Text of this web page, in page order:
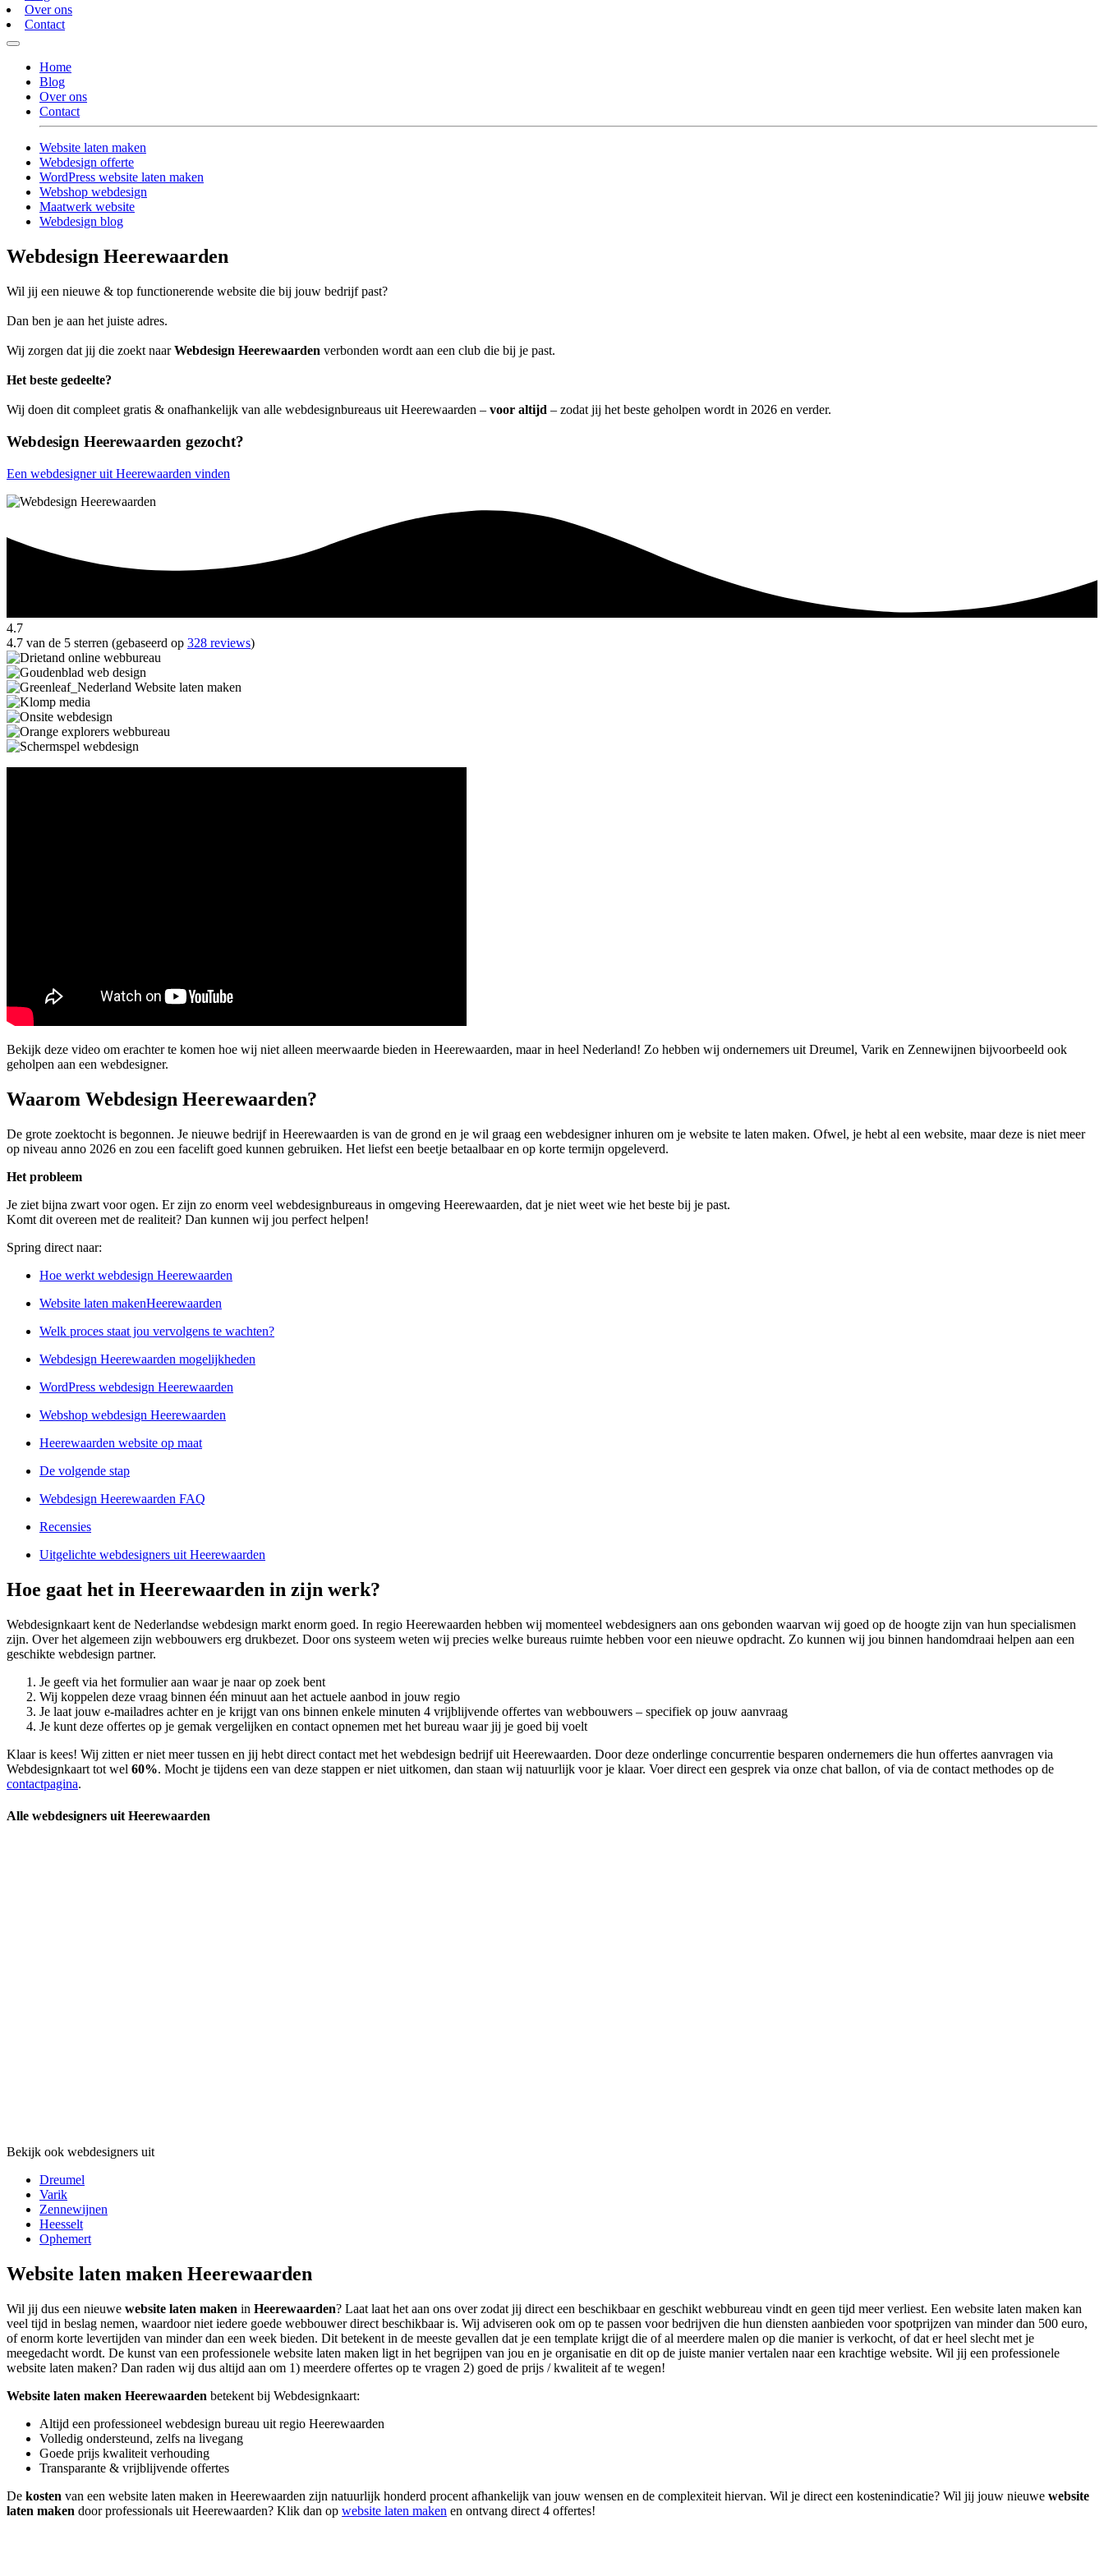
Over ons
Contact
Home
Blog
Over ons
Contact
Website laten maken
Webdesign offerte
WordPress website laten maken
Webshop webdesign
Maatwerk website
Webdesign blog
Webdesign Heerewaarden
Wil jij een nieuwe & top functionerende website die bij jouw bedrijf past?
Dan ben je aan het juiste adres.
Wij zorgen dat jij die zoekt naarWebdesign Heerewaarden verbonden wordt aan een club die bij je past.
Het beste gedeelte?
Wij doen dit compleet gratis & onafhankelijk van alle webdesignbureaus uit Heerewaarden – voor altijd – zodat jij het beste geholpen wordt in 2026 en verder.
Webdesign Heerewaarden gezocht?
Een webdesigner uit Heerewaarden vinden
4.7
4.7 van de 5 sterren (gebaseerd op 328 reviews)
Bekijk deze video om erachter te komen hoe wij niet alleen meerwaarde bieden in Heerewaarden, maar in heel Nederland! Zo hebben wij ondernemers uit Dreumel, Varik en Zennewijnen bijvoorbeeld ook
geholpen aan een webdesigner.
Waarom Webdesign Heerewaarden?
De grote zoektocht is begonnen. Je nieuwe bedrijf in Heerewaarden is van de grond en je wil graag een webdesigner inhuren om je website te laten maken. Ofwel, je hebt al een website, maar deze is niet meer
op niveau anno 2026 en zou een facelift goed kunnen gebruiken. Het liefst een beetje betaalbaar en op korte termijn opgeleverd.
Het probleem
Je ziet bijna zwart voor ogen. Er zijn zo enorm veel webdesignbureaus in omgeving Heerewaarden, dat je niet weet wie het beste bij je past.
Komt dit overeen met de realiteit? Dan kunnen wij jou perfect helpen!
Spring direct naar:
Hoe werkt webdesign Heerewaarden
Website laten makenHeerewaarden
Welk proces staat jou vervolgens te wachten?
Webdesign Heerewaarden mogelijkheden
WordPress webdesign Heerewaarden
Webshop webdesign Heerewaarden
Heerewaarden website op maat
De volgende stap
Webdesign Heerewaarden FAQ
Recensies
Uitgelichte webdesigners uit Heerewaarden
Hoe gaat het in Heerewaarden in zijn werk?
Webdesignkaart kent de Nederlandse webdesign markt enorm goed. In regio Heerewaarden hebben wij momenteel webdesigners aan ons gebonden waarvan wij goed op de hoogte zijn van hun specialismen
zijn. Over het algemeen zijn webbouwers erg drukbezet. Door ons systeem weten wij precies welke bureaus ruimte hebben voor een nieuwe opdracht. Zo kunnen wij jou binnen handomdraai helpen aan een
geschikte webdesign partner.
Je geeft via het formulier aan waar je naar op zoek bent
Wij koppelen deze vraag binnen één minuut aan het actuele aanbod in jouw regio
Je laat jouw e-mailadres achter en je krijgt van ons binnen enkele minuten 4 vrijblijvende offertes van webbouwers – specifiek op jouw aanvraag
Je kunt deze offertes op je gemak vergelijken en contact opnemen met het bureau waar jij je goed bij voelt
Klaar is kees! Wij zitten er niet meer tussen en jij hebt direct contact met het webdesign bedrijf uit Heerewaarden. Door deze onderlinge concurrentie besparen ondernemers die hun offertes aanvragen via
Webdesignkaart tot wel 60%. Mocht je tijdens een van deze stappen er niet uitkomen, dan staan wij natuurlijk voor je klaar. Voer direct een gesprek via onze chat ballon, of via de contact methodes op de
contactpagina.
Alle webdesigners uit Heerewaarden
Bekijk ook webdesigners uit
Dreumel
Varik
Zennewijnen
Heesselt
Ophemert
Website laten maken Heerewaarden
Wil jij dus een nieuwe website laten maken in Heerewaarden? Laat laat het aan ons over zodat jij direct een beschikbaar en geschikt webbureau vindt en geen tijd meer verliest. Een website laten maken kan
veel tijd in beslag nemen, waardoor niet iedere goede webbouwer direct beschikbaar is. Wij adviseren ook om op te passen voor bedrijven die hun diensten aanbieden voor spotprijzen van minder dan 500 euro,
of enorm korte levertijden van minder dan een week bieden. Dit betekent in de meeste gevallen dat je een template krijgt die of al meerdere malen op die manier is verkocht, of dat er heel slecht met je
meegedacht wordt. De kunst van een professionele website laten maken ligt in het begrijpen van jou en je organisatie en dit op de juiste manier vertalen naar een krachtige website. Wil jij een professionele
website laten maken? Dan raden wij dus altijd aan om 1) meerdere offertes op te vragen 2) goed de prijs / kwaliteit af te wegen!
Website laten maken Heerewaarden betekent bij Webdesignkaart:
Altijd een professioneel webdesign bureau uit regio Heerewaarden
Volledig ondersteund, zelfs na livegang
Goede prijs kwaliteit verhouding
Transparante & vrijblijvende offertes
De kosten van een website laten maken in Heerewaarden zijn natuurlijk honderd procent afhankelijk van jouw wensen en de complexiteit hiervan. Wil je direct een kostenindicatie? Wil jij jouw nieuwe website
laten maken door professionals uit Heerewaarden? Klik dan op website laten maken en ontvang direct 4 offertes!